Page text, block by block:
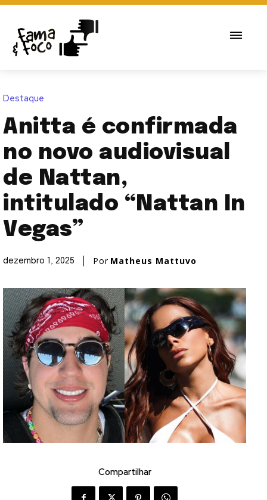
Destaque
Anitta é confirmada
no novo audiovisual
de Nattan,
intitulado “Nattan In
Vegas”
dezembro 1, 2025 Por Matheus Mattuvo
Compartilhar